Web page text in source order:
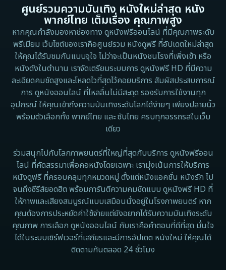
Detective สืบสวน
Disaster
Disney+
Documentary สารคดี
Documentary สารคดี
Drama ดราม่า
Drama ดราม่า
Dystopian
Emotional
Erotic
Family ครอบครัว
1983
1982
1973
1971
1962
ศูนย์รวมความบันเทิง หนังใหม่ล่าสุด หนัง
พากย์ไทย เต็มเรื่อง คุณภาพสูง
หากคุณกำลังมองหาช่องทาง ดูหนังฟรีออนไลน์ ที่มีคุณภาพระดับ
พรีเมียม เว็บไซต์ของเราคือศูนย์รวม หนังดูฟรี ที่อัปเดตใหม่ล่าสุด
ให้คุณได้รับชมกันแบบจุใจ ไม่ว่าจะเป็นหนังชนโรงที่เพิ่งเข้า หรือ
หนังดังในตำนาน เราจัดเตรียมระบบการ ดูหนังฟรี HD ที่มีความ
ละเอียดคมชัดสูงและโหลดไวที่สุดไว้คอยบริการ สัมผัสประสบการณ์
การ ดูหนังออนไลน์ ที่ไหลลื่นไม่มีสะดุด รองรับการใช้งานทุก
อุปกรณ์ ให้คุณเข้าถึงความบันเทิงระดับโลกได้ง่ายๆ เพียงปลายนิ้ว
พร้อมตัวเลือกทั้ง พากย์ไทย และ ซับไทย ครบทุกอรรถรสในเว็บ
เดียว
ร่วมสนุกไปกับโลกภาพยนตร์ที่ใหญ่ที่สุดกับบริการ ดูหนังฟรีออน
ไลน์ ที่คัดสรรมาเพื่อคอหนังโดยเฉพาะ เรามุ่งเน้นการให้บริการ
หนังดูฟรี ที่ครอบคลุมทุกหมวดหมู่ ตั้งแต่หนังแอคชั่น หนังรัก ไป
จนถึงซีรีส์ยอดฮิต พร้อมการันตีความคมชัดแบบ ดูหนังฟรี HD ที่
ให้ภาพและเสียงสมบูรณ์แบบเสมือนนั่งอยู่ในโรงภาพยนตร์ หาก
คุณต้องการประหยัดค่าใช้จ่ายแต่ยังอยากได้รับความบันเทิงระดับ
คุณภาพ การเลือก ดูหนังออนไลน์ กับเราคือคำตอบที่ดีที่สุด มั่นใจ
ได้ในระบบเซิร์ฟเวอร์ที่เสถียรและมีการอัปเดต หนังใหม่ ให้คุณได้
ติดตามกันตลอด 24 ชั่วโมง